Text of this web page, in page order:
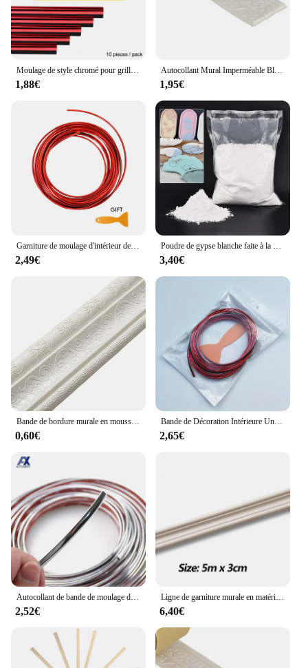
seasoned professional or a DIY enthusiast, our
moulding sets are available for sale at competitive
prices, making it easy for you to achieve the look
you desire without breaking the bank.
Moulage de style chromé pour grille d'aération de voiture, bande de garniture, sortie de climatiseur, décoration de calandre, forme en U, style de voiture, 10 pièces
1,88€
Autocollant Mural Imperméable Blanc pour Plinthe, Ligne de Taille, Bordure 3D, Décoration de Maison, Moulage, Garniture, Accessoires
1,95€
Garniture de moulage d'intérieur de voiture, 5M/3M/1M, garniture de voiture rouge, insertion de décoration en PVC, ligne décorative de voiture
2,49€
Poudre de gypse blanche faite à la main pour l'artisanat, modèle de moule de sculpture, matériau de moulage irrigation, bijoux de bricolage, 1kg, feclb
3,40€
Bande de bordure murale en mousse 3D auto-autocollante, lignes de garniture, bande de décoration de plinthe, bord de dosseret, ligne de moulage anti-collision, autocollant mural
0,60€
Bande de Décoration Intérieure Universelle Flexible Chromée, Garniture de Moulage, Style de Voiture, DIY, Paquet de 5m
2,65€
Autocollant de bande de moulage de corps de miroir de porte et de fenêtre, couverture Kiev illage, décoration, protection, PVC, style de voiture, bandes décoratives chromées, 3m, 6mm
2,52€
Ligne de garniture murale en matériau souple Neria, autocollant mural 3D auto-adhésif, décoration de plinthe, ligne de moulage anticollision, 5 m
6,40€